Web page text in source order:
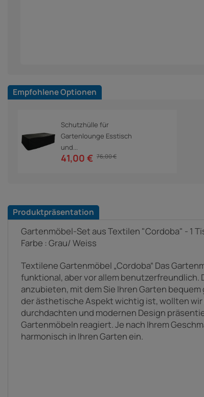
Empfohlene Optionen
Schutzhülle für
Gartenlounge Esstisch
und...
41,00 € 76,00 €
Produktpräsentation
Gartenmöbel-Set aus Textilen "Cordoba" - 1
Farbe : Grau/ Weiss
Textilene Gartenmöbel „Cordoba“ Das
funktional, aber vor allem benutzerfreundlich.
anzubieten, mit dem Sie Ihren Garten
der ästhetische Aspekt wichtig ist, wollten wir
durchdachten und modernen Design
Gartenmöbeln reagiert. Je nach Ihrem
harmonisch in Ihren Garten ein.